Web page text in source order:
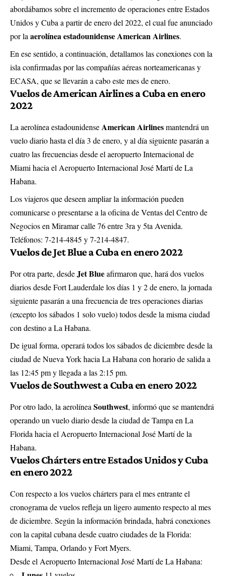
abordábamos sobre el incremento de operaciones entre Estados
Unidos y Cuba a partir de enero del 2022, el cual fue anunciado
por la aerolínea estadounidense American Airlines.
En ese sentido, a continuación, detallamos las conexiones con la
isla confirmadas por las compañías aéreas norteamericanas y
ECASA, que se llevarán a cabo este mes de enero.
Vuelos de American Airlines a Cuba en enero
2022
La aerolínea estadounidenseAmerican Airlinesmantendrá un
vuelo diario hasta el día 3 de enero, y al día siguiente pasarán a
cuatro las frecuencias desde el aeropuerto Internacional de
Miami hacia el Aeropuerto Internacional José Martí de La
Habana.
Los viajeros que deseen ampliar la información pueden
comunicarse o presentarse a la oficina de Ventas del Centro de
Negocios en Miramar calle 76 entre 3ra y 5ta Avenida.
Teléfonos: 7-214-4845 y 7-214-4847.
Vuelos de Jet Blue a Cuba en enero 2022
Por otra parte, desdeJet Blueafirmaron que, hará dos vuelos
diarios desde Fort Lauderdale los días 1 y 2 de enero, la jornada
siguiente pasarán a una frecuencia de tres operaciones diarias
(excepto los sábados 1 solo vuelo) todos desde la misma ciudad
con destino a La Habana.
De igual forma, operará todos los sábados de diciembre desde la
ciudad de Nueva York hacia La Habana con horario de salida a
las 12:45 pm y llegada a las 2:15 pm.
Vuelos de Southwest a Cuba en enero 2022
Por otro lado, la aerolínea Southwest, informó que se mantendrá
operando un vuelo diario desde la ciudad de Tampa en La
Florida hacia el Aeropuerto Internacional José Martí de la
Habana.
Vuelos Chárters entre Estados Unidos y Cuba
en enero 2022
Con respecto a los vuelos chárters para el mes entrante el
cronograma de vuelos refleja un ligero aumento respecto al mes
de diciembre. Según la información brindada, habrá conexiones
con la capital cubana desde cuatro ciudades de la Florida:
Miami, Tampa, Orlando y Fort Myers.
Desde el Aeropuerto Internacional José Martí de La Habana: